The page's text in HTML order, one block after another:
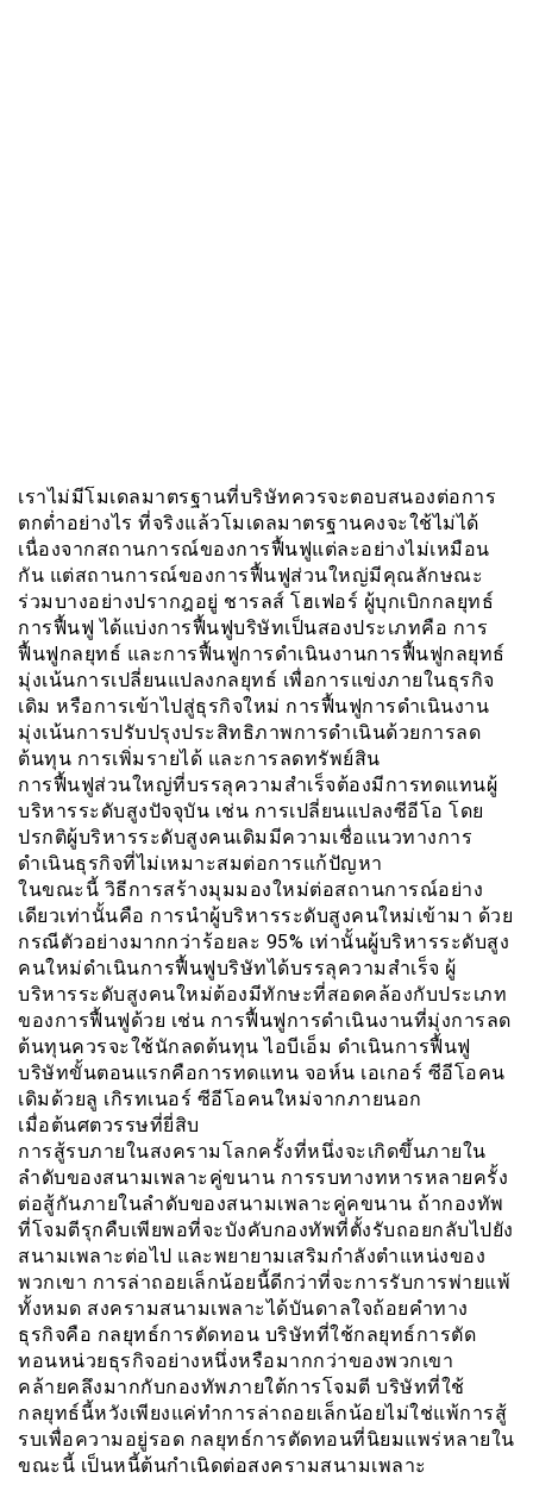
เราไม่มีโมเดลมาตรฐานที่บริษัทควรจะตอบสนองต่อการ
ตกต่ำอย่างไร ที่จริงแล้วโมเดลมาตรฐานคงจะใช้ไม่ได้
เนื่องจากสถานการณ์ของการฟื้นฟูแต่ละอย่างไม่เหมือน
กัน แต่สถานการณ์ของการฟื้นฟูส่วนใหญ่มีคุณลักษณะ
ร่วมบางอย่างปรากฎอยู่ ชารลส์ โฮเฟอร์ ผู้บุกเบิกกลยุทธ์
การฟื้นฟู ได้แบ่งการฟื้นฟูบริษัทเป็นสองประเภทคือ การ
ฟื้นฟูกลยุทธ์ และการฟื้นฟูการดำเนินงานการฟื้นฟูกลยุทธ์
มุ่งเน้นการเปลี่ยนแปลงกลยุทธ์ เพื่อการแข่งภายในธุรกิจ
เดิม หรือการเข้าไปสู่ธุรกิจใหม่ การฟื้นฟูการดำเนินงาน
มุ่งเน้นการปรับปรุงประสิทธิภาพการดำเนินด้วยการลด
ต้นทุน การเพิ่มรายได้ และการลดทรัพย์สิน
การฟื้นฟูส่วนใหญ่ที่บรรลุความสำเร็จต้องมีการทดแทนผู้
บริหารระดับสูงปัจจุบัน เช่น การเปลี่ยนแปลงซีอีโอ โดย
ปรกติผู้บริหารระดับสูงคนเดิมมีความเชื่อแนวทางการ
ดำเนินธุรกิจที่ไม่เหมาะสมต่อการแก้ปัญหา
ในขณะนี้ วิธีการสร้างมุมมองใหม่ต่อสถานการณ์อย่าง
เดียวเท่านั้นคือ การนำผู้บริหารระดับสูงคนใหม่เข้ามา ด้วย
กรณีตัวอย่างมากกว่าร้อยละ 95% เท่านั้นผู้บริหารระดับสูง
คนใหม่ดำเนินการฟื้นฟูบริษัทได้บรรลุความสำเร็จ ผู้
บริหารระดับสูงคนใหม่ต้องมีทักษะที่สอดคล้องกับประเภท
ของการฟื้นฟูด้วย เช่น การฟื้นฟูการดำเนินงานที่มุ่งการลด
ต้นทุนควรจะใช้นักลดต้นทุน ไอบีเอ็ม ดำเนินการฟื้นฟู
บริษัทขั้นตอนแรกคือการทดแทน จอห์น เอเกอร์ ซีอีโอคน
เดิมด้วยลู เกิรทเนอร์ ซีอีโอคนใหม่จากภายนอก
เมื่อต้นศตวรรษที่ยี่สิบ
การสู้รบภายในสงครามโลกครั้งที่หนึ่งจะเกิดขึ้นภายใน
ลำดับของสนามเพลาะคู่ขนาน การรบทางทหารหลายครั้ง
ต่อสู้กันภายในลำดับของสนามเพลาะคู่คขนาน ถ้ากองทัพ
ที่โจมตีรุกคืบเพียพอที่จะบังคับกองทัพที่ตั้งรับถอยกลับไปยัง
สนามเพลาะต่อไป และพยายามเสริมกำลังตำแหน่งของ
พวกเขา การล่าถอยเล็กน้อยนี้ดีกว่าที่จะการรับการพ่ายแพ้
ทั้งหมด สงครามสนามเพลาะได้บันดาลใจถ้อยคำทาง
ธุรกิจคือ กลยุทธ์การตัดทอน บริษัทที่ใช้กลยุทธ์การตัด
ทอนหน่วยธุรกิจอย่างหนึ่งหรือมากกว่าของพวกเขา
คล้ายคลึงมากกับกองทัพภายใต้การโจมตี บริษัทที่ใช้
กลยุทธ์นี้หวังเพียงแค่ทำการล่าถอยเล็กน้อยไม่ใช่แพ้การสู้
รบเพื่อความอยู่รอด กลยุทธ์การตัดทอนที่นิยมแพร่หลายใน
ขณะนี้ เป็นหนี้ต้นกำเนิดต่อสงครามสนามเพลาะ